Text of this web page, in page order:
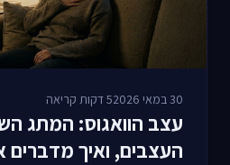
30 במאי 2026 5 דקות קריאה
עצב הוואגוס: המתג
העצבים, ואיך מדברים